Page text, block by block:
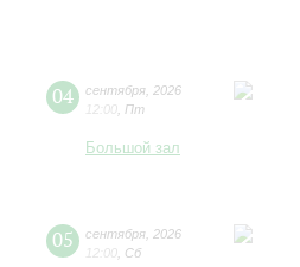
04 сентября 2026
12:00 Пт
Большой зал
05 сентября 2026
12:00 Сб